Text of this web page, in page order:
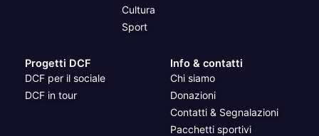
Cultura
Sport
Progetti DCF
DCF per il sociale
DCF in tour
Info & contatti
Chi siamo
Donazioni
Contatti & Segnalazioni
Pacchetti sportivi